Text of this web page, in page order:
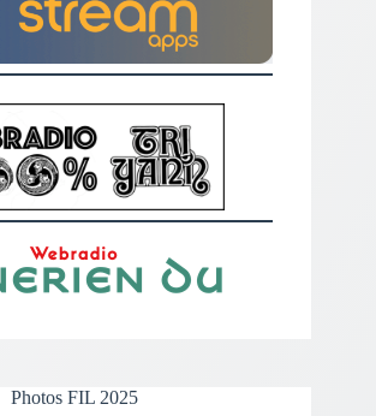
Photos FIL 2025